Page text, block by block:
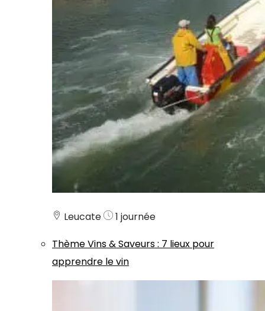
Leucate
1 journée
ThèmeVins & Saveurs: 7 lieux pour
apprendre le vin